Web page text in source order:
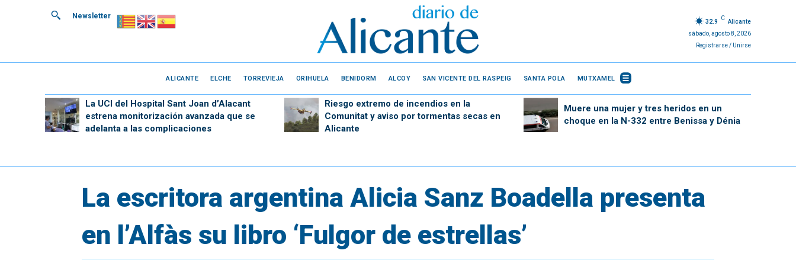
Newsletter
32.9
C
Alicante
sábado, agosto 8, 2026
Registrarse / Unirse
ALICANTE ELCHE TORREVIEJA ORIHUELA BENIDORM ALCOY SAN VICENTE DEL RASPEIG SANTA POLA MUTXAMEL
La UCI del Hospital Sant Joan d’Alacant
estrena monitorización avanzada que se
adelanta a las complicaciones
Riesgo extremo de incendios en la
Comunitat y aviso por tormentas secas en
Alicante
Muere una mujer y tres heridos en un
choque en la N-332 entre Benissa y Dénia
La escritora argentina Alicia Sanz Boadella presenta
en l’Alfàs su libro ‘Fulgor de estrellas’